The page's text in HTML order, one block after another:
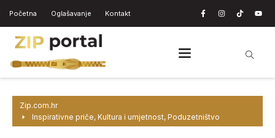
Početna Oglašavanje Kontakt
Zip.com.hr
Inspirativne priče, Kultura i umjetnost, Poduzetništvo